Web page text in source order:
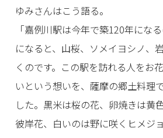
ゆみさんはこう語る。
「嘉例川駅は今年で築120年にな
になると、山桜、ソメイヨシノ、
くのです。この駅を訪れる人をお
いという想いを、薩摩の郷土料理
した。黒米は桜の花、卵焼きは黄
彼岸花、白いのは野に咲くヒメ